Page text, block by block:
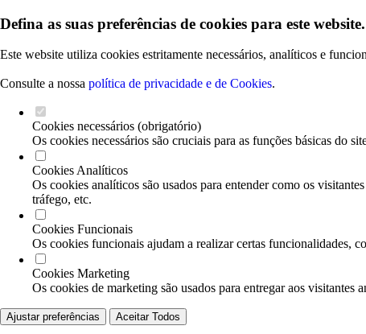
Defina as suas preferências de cookies para este website.
Este website utiliza cookies estritamente necessários, analíticos e
Consulte a nossa política de privacidade e de Cookies.
Cookies necessários (obrigatório)
Os cookies necessários são cruciais para as funções básicas do
Cookies Analíticos
Os cookies analíticos são usados para entender como os
tráfego, etc.
Cookies Funcionais
Os cookies funcionais ajudam a realizar certas funcionalidades,
Cookies Marketing
Os cookies de marketing são usados para entregar aos visitantes
Ajustar preferências Aceitar Todos